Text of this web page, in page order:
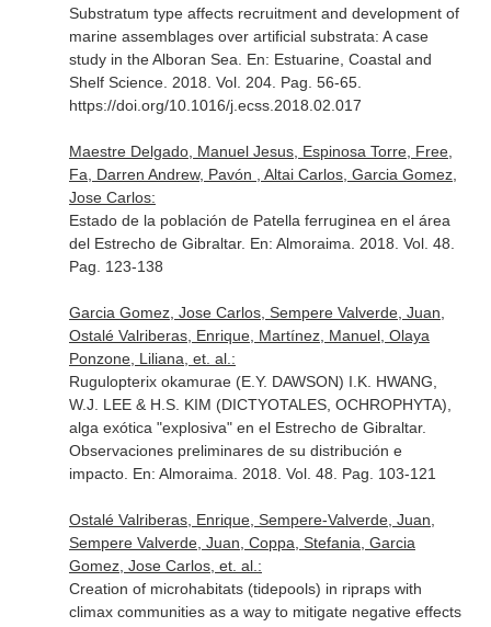
Substratum type affects recruitment and development of
marine assemblages over artificial substrata: A case
study in the Alboran Sea. En: Estuarine, Coastal and
Shelf Science. 2018. Vol. 204. Pag. 56-65.
https://doi.org/10.1016/j.ecss.2018.02.017
Maestre Delgado, Manuel Jesus, Espinosa Torre, Free,
Fa, Darren Andrew, Pavón , Altai Carlos, Garcia Gomez,
Jose Carlos:
Estado de la población de Patella ferruginea en el área
del Estrecho de Gibraltar. En: Almoraima . 2018. Vol. 48.
Pag. 123-138
Garcia Gomez, Jose Carlos, Sempere Valverde, Juan,
Ostalé Valriberas, Enrique, Martínez, Manuel, Olaya
Ponzone, Liliana, et. al.:
Rugulopterix okamurae (E.Y. DAWSON) I.K. HWANG,
W.J. LEE & H.S. KIM (DICTYOTALES, OCHROPHYTA),
alga exótica "explosiva" en el Estrecho de Gibraltar.
Observaciones preliminares de su distribución e
impacto. En: Almoraima . 2018. Vol. 48. Pag. 103-121
Ostalé Valriberas, Enrique, Sempere-Valverde, Juan,
Sempere Valverde, Juan, Coppa, Stefania, Garcia
Gomez, Jose Carlos, et. al.:
Creation of microhabitats (tidepools) in ripraps with
climax communities as a way to mitigate negative effects